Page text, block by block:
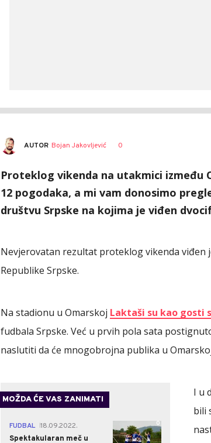
AUTOR Bojan Jakovljević 0
Proteklog vikenda na utakmici između
12 pogodaka, a mi vam donosimo
društvu Srpske na kojima je viđen
Nevjerovatan rezultat proteklog vikenda viđen
Republike Srpske.
Na stadionu u Omarskoj Laktaši su kao gosti
fudbala Srpske. Već u prvih pola sata
naslutiti da će mnogobrojna publika u
MOŽDA ĆE VAS ZANIMATI
FUDBAL 18.09.2022.
Spektakularan meč u
0
I u
bili